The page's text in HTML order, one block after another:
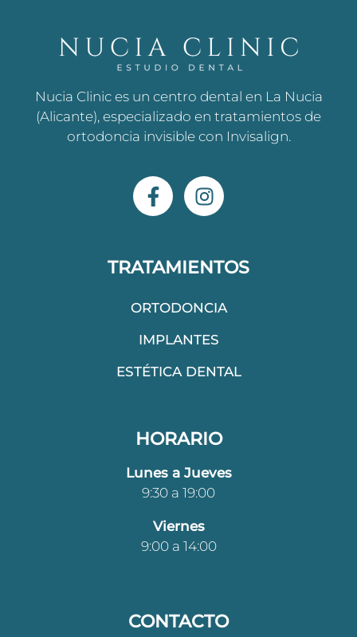
Nucia Clinic es un centro dental en La Nucia
(Alicante), especializado en tratamientos de
ortodoncia invisible con Invisalign.
F
a
b
o
-
f
I
n
a
r
m
TRATAMIENTOS
ORTODONCIA
IMPLANTES
ESTÉTICA DENTAL
HORARIO
Lunes a Jueves
9:30 a 19:00
Viernes
9:00 a 14:00
CONTACTO